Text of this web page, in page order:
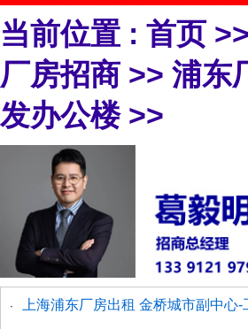
当前位置 : 首页 >>
厂房招商 >> 浦东
发办公楼>>
· 上海浦东厂房出租 金桥城市副中心